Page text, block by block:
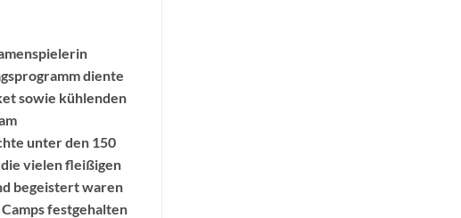
diente
sowie kühlenden
unter den 150
vielen fleißigen
begeistert waren
festgehalten